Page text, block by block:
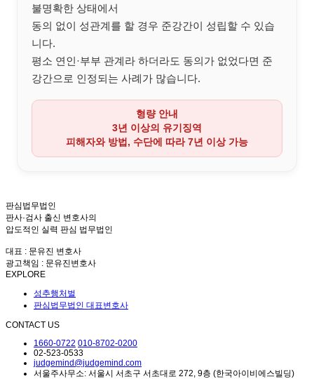
불명확한 상태에서
동의 없이 성관계를 할 경우 준강간이 성립할 수 있습
니다.
평소 연인·부부 관계라 하더라도 동의가 없었다면 준
강간으로 인정되는 사례가 많습니다.
형량 안내
3년 이상의 유기징역
피해자와 방법, 수단에 따라 7년 이상 가능
판심법무법인
판사·검사 출신 변호사의
압도적인 실력 판심 법무법인
대표 : 문유진 변호사
광고책임 : 문유진변호사
EXPLORE
성추행처벌
판심법무법인 대표변호사
CONTACT US
1660-0722 010-8702-0200
02-523-0533
judgemind@judgemind.com
서울주사무소: 서울시 서초구 서초대로 272, 9층 (한국아이비에스빌딩)